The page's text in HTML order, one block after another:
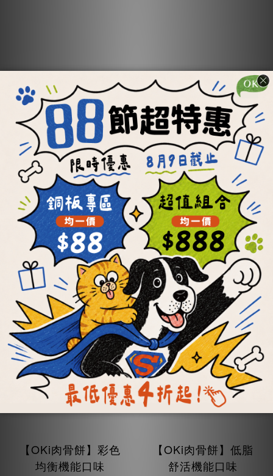
【OKi肉骨餅】任選
不同口味2件95折組
合優惠
NT$1,393 ~ NT$3,920
加入購物車
【OKi肉骨餅】滿漢
全席套餐組
NT$1,205 ~ NT$3,550
NT$6,472
加入購物車
每顆最低19元
【OKi肉骨餅】彩色
均衡機能口味
每餐最低21元
【OKi肉骨餅】低脂
舒活機能口味